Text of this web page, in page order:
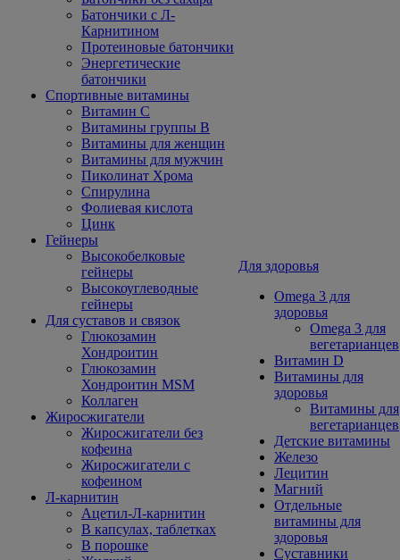
Батончики с Л-
Карнитином
Протеиновые батончики
Энергетические
батончики
Спортивные витамины
Витамин С
Витамины группы В
Витамины для женщин
Витамины для мужчин
Пиколинат Хрома
Спирулина
Фолиевая кислота
Цинк
Гейнеры
Высокобелковые
гейнеры
Высокоуглеводные
гейнеры
Для суставов и связок
Глюкозамин
Хондроитин
Глюкозамин
Хондроитин MSM
Коллаген
Жиросжигатели
Жиросжигатели без
кофеина
Жиросжигатели с
кофеином
Л-карнитин
Ацетил-Л-карнитин
В капсулах, таблетках
В порошке
Для здоровья
Omega 3 для
здоровья
Omega 3 для
вегетарианцев
Витамин D
Витамины для
здоровья
Витамины для
вегетарианцев
Детские витамины
Железо
Лецитин
Магний
Отдельные
витамины для
здоровья
Суставники